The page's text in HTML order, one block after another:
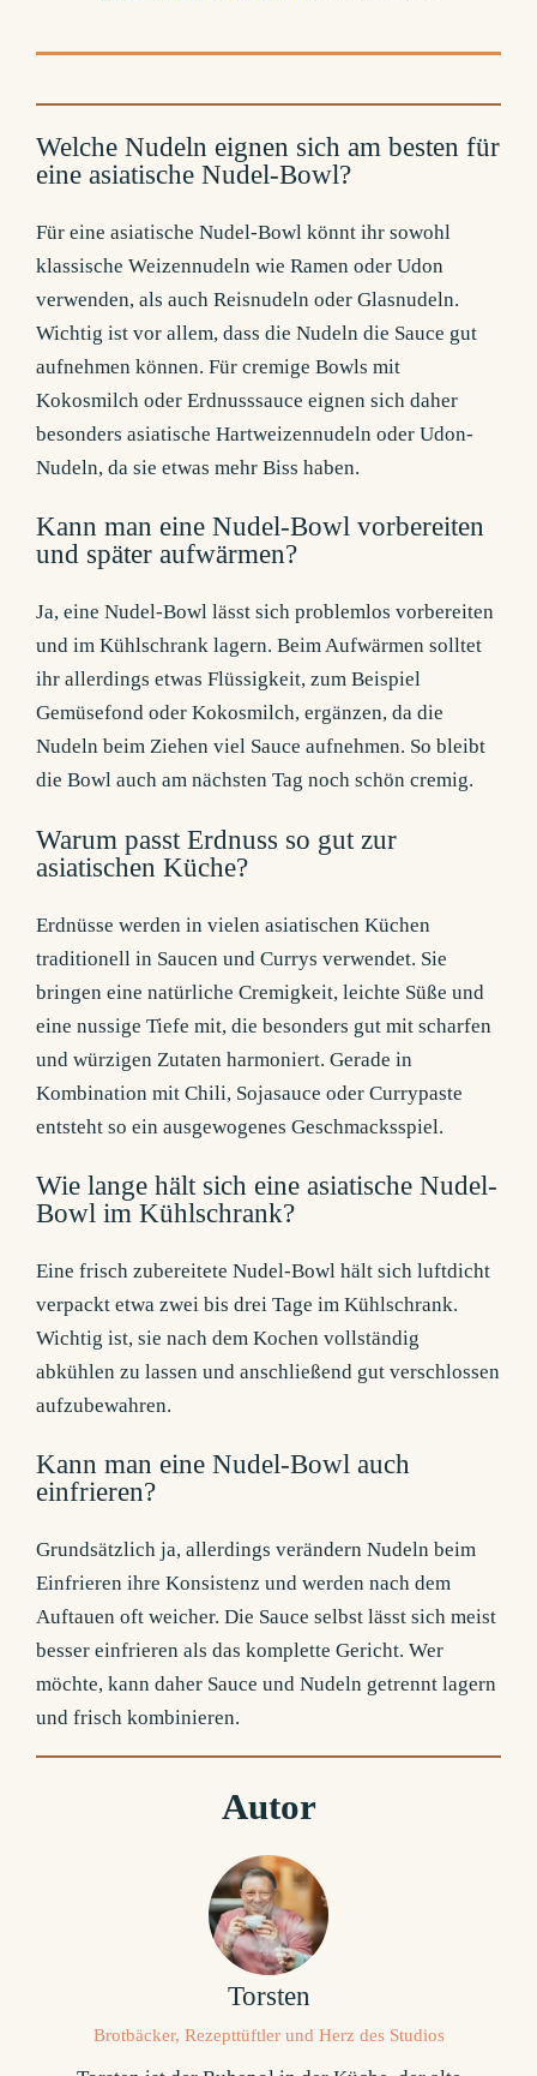
Welche Nudeln eignen sich am besten für
eine asiatische Nudel-Bowl?
Für eine asiatische Nudel-Bowl könnt ihr sowohl
klassische Weizennudeln wie Ramen oder Udon
verwenden, als auch Reisnudeln oder Glasnudeln.
Wichtig ist vor allem, dass die Nudeln die Sauce gut
aufnehmen können. Für cremige Bowls mit
Kokosmilch oder Erdnusssauce eignen sich daher
besonders asiatische Hartweizennudeln oder Udon-
Nudeln, da sie etwas mehr Biss haben.
Kann man eine Nudel-Bowl vorbereiten
und später aufwärmen?
Ja, eine Nudel-Bowl lässt sich problemlos vorbereiten
und im Kühlschrank lagern. Beim Aufwärmen solltet
ihr allerdings etwas Flüssigkeit, zum Beispiel
Gemüsefond oder Kokosmilch, ergänzen, da die
Nudeln beim Ziehen viel Sauce aufnehmen. So bleibt
die Bowl auch am nächsten Tag noch schön cremig.
Warum passt Erdnuss so gut zur
asiatischen Küche?
Erdnüsse werden in vielen asiatischen Küchen
traditionell in Saucen und Currys verwendet. Sie
bringen eine natürliche Cremigkeit, leichte Süße und
eine nussige Tiefe mit, die besonders gut mit scharfen
und würzigen Zutaten harmoniert. Gerade in
Kombination mit Chili, Sojasauce oder Currypaste
entsteht so ein ausgewogenes Geschmacksspiel.
Wie lange hält sich eine asiatische Nudel-
Bowl im Kühlschrank?
Eine frisch zubereitete Nudel-Bowl hält sich luftdicht
verpackt etwa zwei bis drei Tage im Kühlschrank.
Wichtig ist, sie nach dem Kochen vollständig
abkühlen zu lassen und anschließend gut verschlossen
aufzubewahren.
Kann man eine Nudel-Bowl auch
einfrieren?
Grundsätzlich ja, allerdings verändern Nudeln beim
Einfrieren ihre Konsistenz und werden nach dem
Auftauen oft weicher. Die Sauce selbst lässt sich meist
besser einfrieren als das komplette Gericht. Wer
möchte, kann daher Sauce und Nudeln getrennt lagern
und frisch kombinieren.
Autor
Torsten
Brotbäcker, Rezepttüftler und Herz des Studios